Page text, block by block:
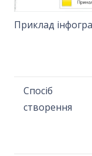
Приклад
Спосіб
створення